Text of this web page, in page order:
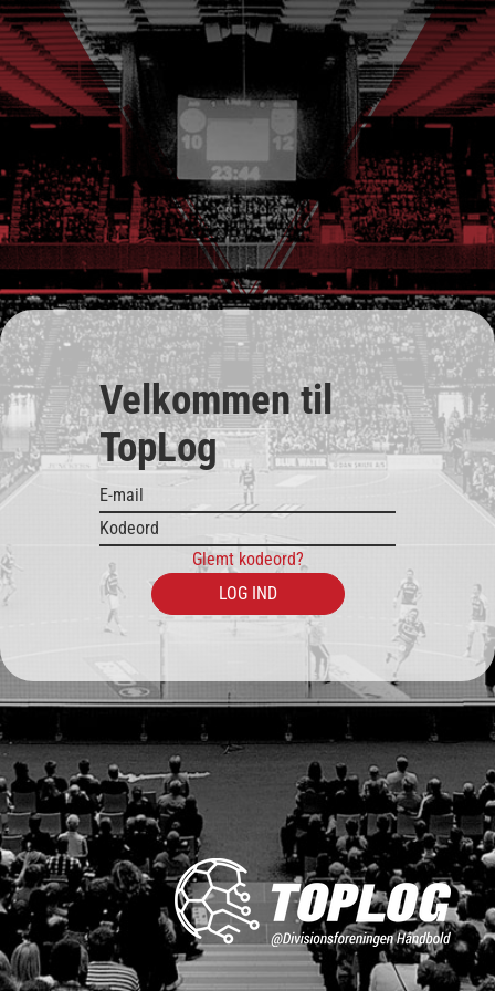
Velkommen til
TopLog
Glemt kodeord?
LOG IND